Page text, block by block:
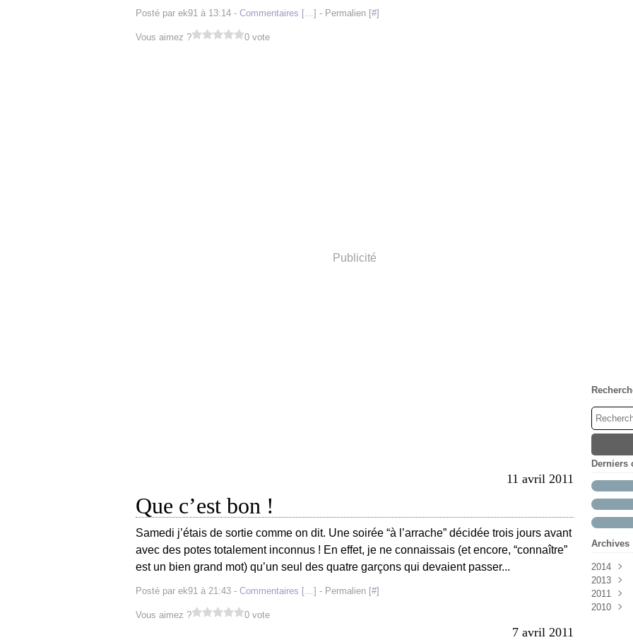
Posté par ek91 à 13:14 - Commentaires […] - Permalien [#]
Vous aimez ? 0 vote
Publicité
11 avril 2011
Que c’est bon !
Samedi j’étais de sortie comme on dit. Une soirée “à l’arrache” décidée trois jours avant
avec des potes totalement inconnus ! En effet, je ne connaissais (et encore, “connaître”
est un bien grand mot) qu’un seul des quatre garçons qui devaient passer...
Posté par ek91 à 21:43 - Commentaires […] - Permalien [#]
Vous aimez ? 0 vote
7 avril 2011
Derniers
Archives
2014
Mai(1)
Avril
2013
Octobre
2011
Août
2010